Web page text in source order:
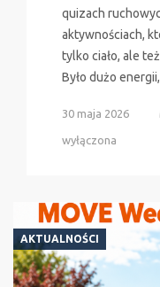
quizach
aktywnościach,
tylko ciało, ale
Było dużo
30 maja 2026
wyłączona
AKTUALNOŚCI